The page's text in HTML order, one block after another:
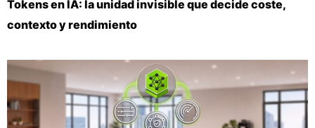
Tokens en IA: la unidad invisible que decide coste,
contexto y rendimiento